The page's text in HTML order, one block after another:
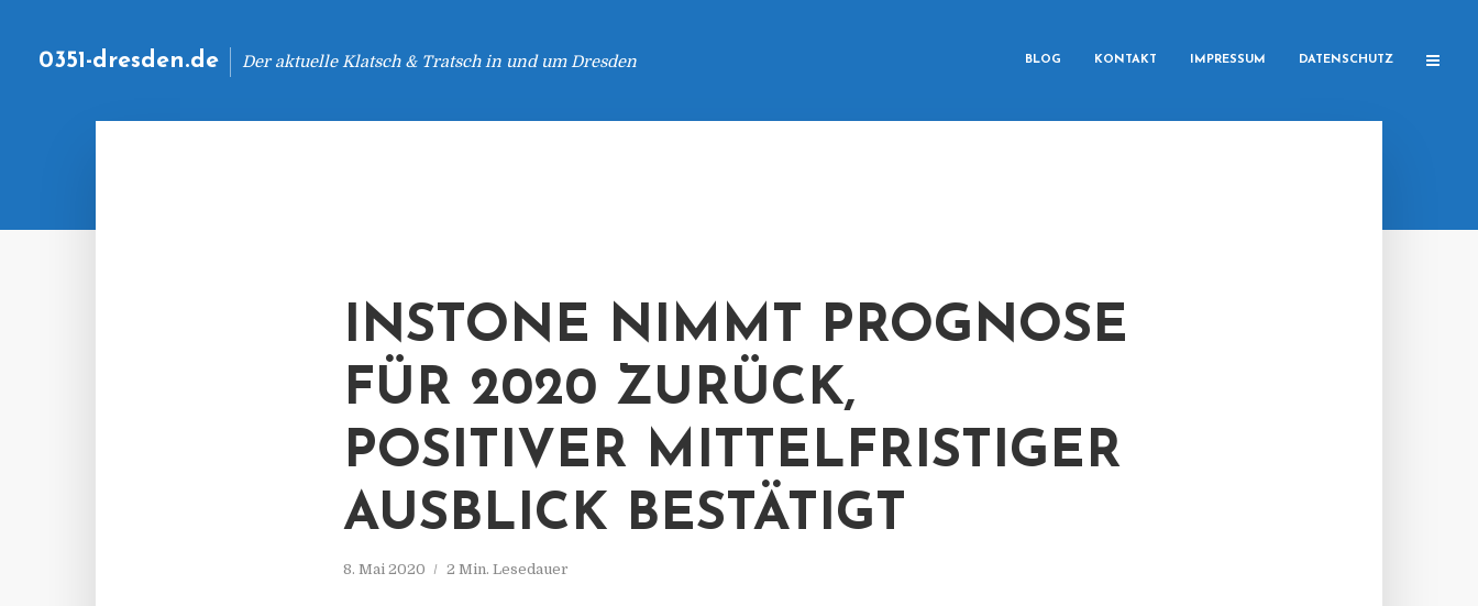
0351-dresden.de Der aktuelle Klatsch & Tratsch in und um Dresden BLOG KONTAKT IMPRESSUM DATENSCHUTZ
INSTONE NIMMT PROGNOSE
FÜR 2020 ZURÜCK,
POSITIVER MITTELFRISTIGER
AUSBLICK BESTÄTIGT
8. Mai 2020 2 Min. Lesedauer